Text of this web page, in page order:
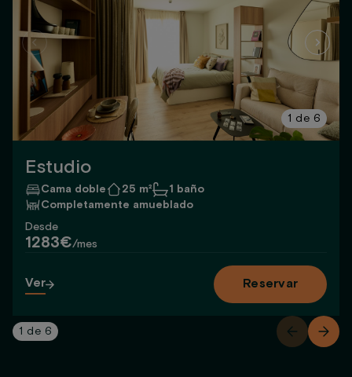
1 de 6
Estudio
Cama doble 25 m²
1 baño
Completamente amueblado
Desde
1283€/mes
Ver Reservar
1 de 6